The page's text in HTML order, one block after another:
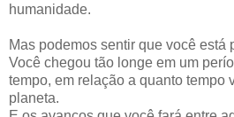
humanidade.
Mas podemos sentir que você está
Você chegou tão longe em um
tempo, em relação a quanto tempo
planeta.